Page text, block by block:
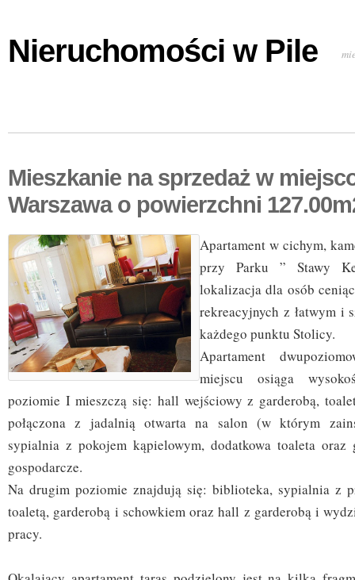
Nieruchomości w Pile
Mieszkanie na sprzedaż w
Warszawa o powierzchni
Apartament w cichym,
przy Parku ” Stawy
lokalizacja dla osób
rekreacyjnych z łatwym i
każdego punktu Stolicy.
Apartament
miejscu osiąga
poziomie I mieszczą się: hall wejściowy z garderobą,
połączona z jadalnią otwarta na salon (w którym
sypialnia z pokojem kąpielowym, dodatkowa toaleta oraz
gospodarcze.
Na drugim poziomie znajdują się: biblioteka, sypialnia z
toaletą, garderobą i schowkiem oraz hall z garderobą i
pracy.